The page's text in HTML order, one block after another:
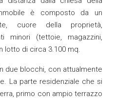
è composto da un
cuore della proprietà,
minori (tettoie, magazzini,
lotto di circa 3.100 mq.
due blocchi, con attualmente
La parte residenziale che si
primo con ampio terrazzo